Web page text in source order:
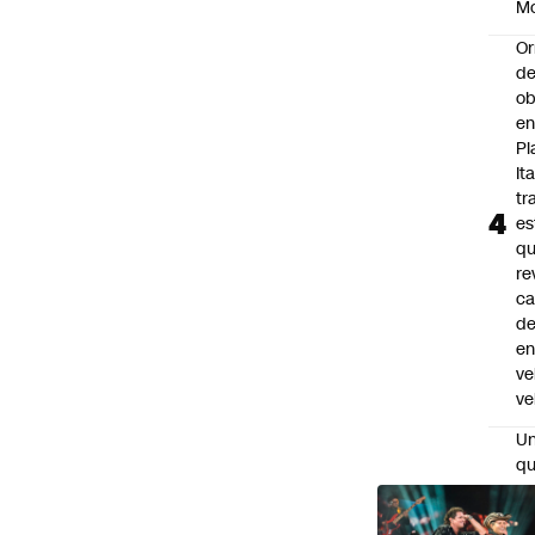
en
en